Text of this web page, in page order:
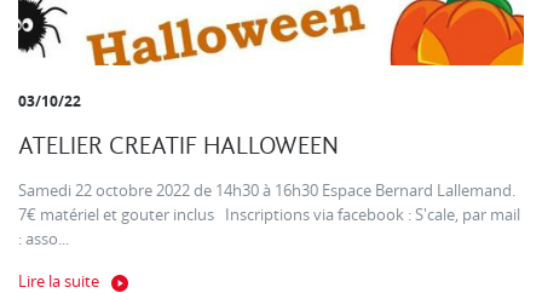
03/10/22
ATELIER CREATIF HALLOWEEN
Samedi 22 octobre 2022 de 14h30 à 16h30 Espace Bernard Lallemand.
7€ matériel et gouter inclus Inscriptions via facebook : S'cale, par mail
: asso...
Lire la suite